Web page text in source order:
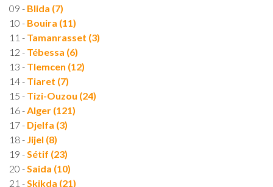
09 - Blida (7)
10 - Bouira (11)
11 - Tamanrasset (3)
12 - Tébessa (6)
13 - Tlemcen (12)
14 - Tiaret (7)
15 - Tizi-Ouzou (24)
16 -Alger (121)
17 - Djelfa (3)
18 - Jijel (8)
19 -Sétif (23)
20 -Saida (10)
21 -Skikda (21)